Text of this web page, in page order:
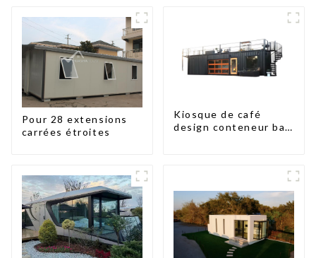
Pour 28 extensions
carrées étroites
Kiosque de café
design conteneur bar
hôtel panneau
sandwich